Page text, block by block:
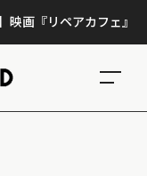
リペアカフェ』、上映